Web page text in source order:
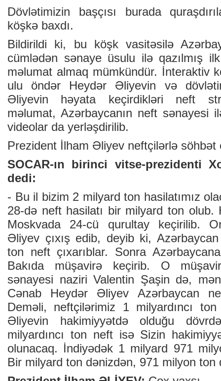
Dövlətimizin başçısı burada
köşkə baxdı.
Bildirildi ki, bu köşk vasitəsilə
cümlədən sənaye üsulu ilə qazılmış
məlumat almaq mümkündür. İnteraktiv
ulu öndər Heydər Əliyevin və
Əliyevin həyata keçirdikləri neft
məlumat, Azərbaycanın neft sənayesi
videolar da yerləşdirilib.
Prezident İlham Əliyev neftçilərlə söhbət
SOCAR-ın birinci vitse-prezidenti
dedi:
- Bu il bizim 2 milyard ton hasilatımız
28-də neft hasilatı bir milyard ton olub.
Moskvada 24-cü qurultay keçirilib.
Əliyev çıxış edib, deyib ki,
ton neft çıxarıblar. Sonra
Bakıda müşavirə keçirib. O
sənayesi naziri Valentin Şaşin də,
Cənab Heydər Əliyev Azərbaycan
Deməli, neftçilərimiz 1 milyardıncı
Əliyevin hakimiyyətdə olduğu
milyardıncı ton neft isə Sizin
olunacaq. İndiyədək 1 milyard 971
Bir milyard ton dənizdən, 971 milyon ton